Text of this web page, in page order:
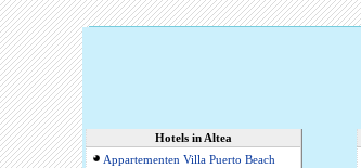
Hotels in Altea
Appartementen Villa Puerto Beach